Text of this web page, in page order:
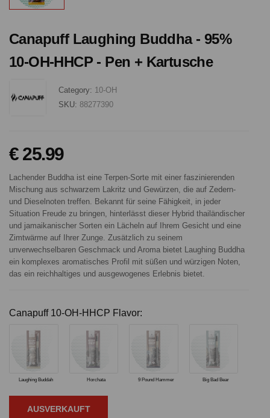
Canapuff Laughing Buddha - 95%
10-OH-HHCP - Pen + Kartusche
Category: 10-OH
SKU: 88277390
€ 25.99
Lachender Buddha ist eine Terpen-Sorte mit einer faszinierenden
Mischung aus schwarzem Lakritz und Gewürzen, die auf Zedern-
und Dieselnoten treffen. Bekannt für seine Fähigkeit, in jeder
Situation Freude zu bringen, hinterlässt dieser Hybrid thailändischer
und jamaikanischer Sorten ein Lächeln auf Ihrem Gesicht und eine
Zimtwärme auf Ihrer Zunge. Zusätzlich zu seinem
unverwechselbaren Geschmack und Aroma bietet Laughing Buddha
ein komplexes aromatisches Profil mit süßen und würzigen Noten,
das ein reichhaltiges und ausgewogenes Erlebnis bietet.
Canapuff 10-OH-HHCP Flavor:
Laughing Buddah Horchata 9 Pound Hammer Big Bad Bear
AUSVERKAUFT